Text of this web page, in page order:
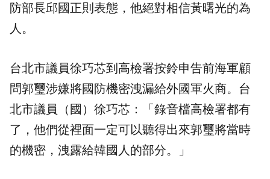
防部長邱國正則表態，他絕對相信黃曙光的為
人。
台北市議員徐巧芯到高檢署按鈴申告前海軍顧
問郭璽涉嫌將國防機密洩漏給外國軍火商。台
北市議員（國）徐巧芯：「錄音檔高檢署都有
了，他們從裡面一定可以聽得出來郭璽將當時
的機密，洩露給韓國人的部分。」